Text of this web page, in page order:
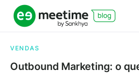
VENDAS
Outbound Marketing: o